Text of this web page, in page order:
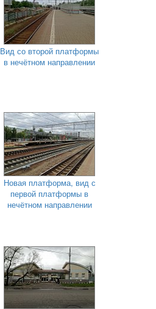
Вид со второй платформы
в нечётном направлении
Новая платформа, вид с
первой платформы в
нечётном направлении